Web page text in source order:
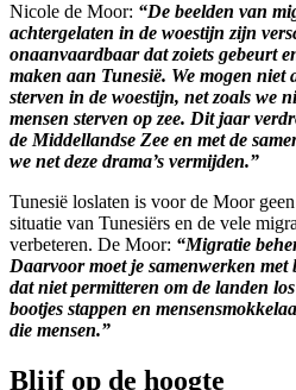
Nicole de Moor: “De beelden van
achtergelaten in de woestijn zijn
onaanvaardbaar dat zoiets gebeurt
maken aan Tunesië. We mogen niet
sterven in de woestijn, net zoals we
mensen sterven op zee. Dit jaar
de Middellandse Zee en met de
we net deze drama’s vermijden.”
Tunesië loslaten is voor de Moor
situatie van Tunesiërs en de vele
verbeteren. De Moor: “Migratie
Daarvoor moet je samenwerken
dat niet permitteren om de landen
bootjes stappen en
die mensen.”
Blijf op de hoogte